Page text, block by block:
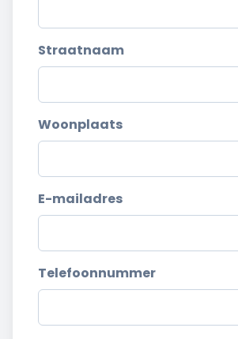
Straatnaam
Woonplaats
E-mailadres
Telefoonnummer